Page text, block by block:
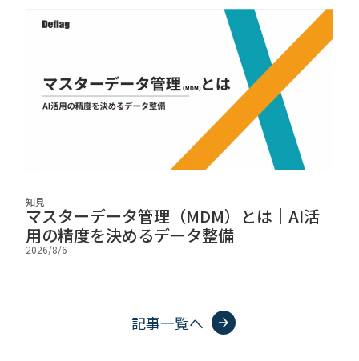
知見
マスターデータ管理（MDM）とは｜AI活
用の精度を決めるデータ整備
2026/8/6
記事一覧へ arrow_forward